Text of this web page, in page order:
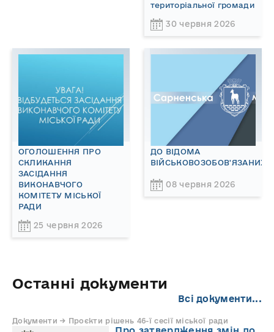
територіальної громади
30 червня 2026
ОГОЛОШЕННЯ ПРО
СКЛИКАННЯ
ЗАСІДАННЯ
ВИКОНАВЧОГО
КОМІТЕТУ МІСЬКОЇ
РАДИ
25 червня 2026
ДО ВІДОМА
ВІЙСЬКОВОЗОБОВ'ЯЗАНИХ!
08 червня 2026
Останні документи
Всі документи...
Документи → Проєкти рішень 46-ї сесії міської ради